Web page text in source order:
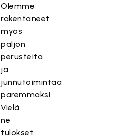
Olemme
rakentaneet
myös
paljon
perusteita
ja
junnutoimintaa
paremmaksi.
Vielä
ne
tulokset